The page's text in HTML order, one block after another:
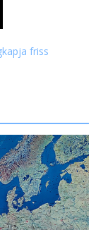
friss